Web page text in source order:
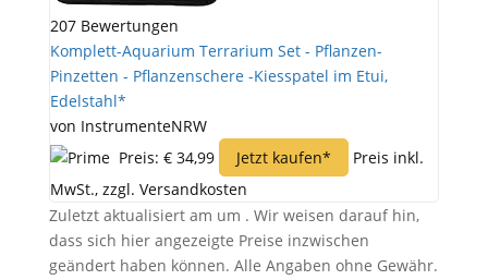
207 Bewertungen
Komplett-Aquarium Terrarium Set - Pflanzen-
Pinzetten - Pflanzenschere -Kiesspatel im Etui,
Edelstahl*
von InstrumenteNRW
Preis: € 34,99
Jetzt kaufen*
Preis inkl.
MwSt., zzgl. Versandkosten
Zuletzt aktualisiert am um . Wir weisen darauf hin,
dass sich hier angezeigte Preise inzwischen
geändert haben können. Alle Angaben ohne Gewähr.